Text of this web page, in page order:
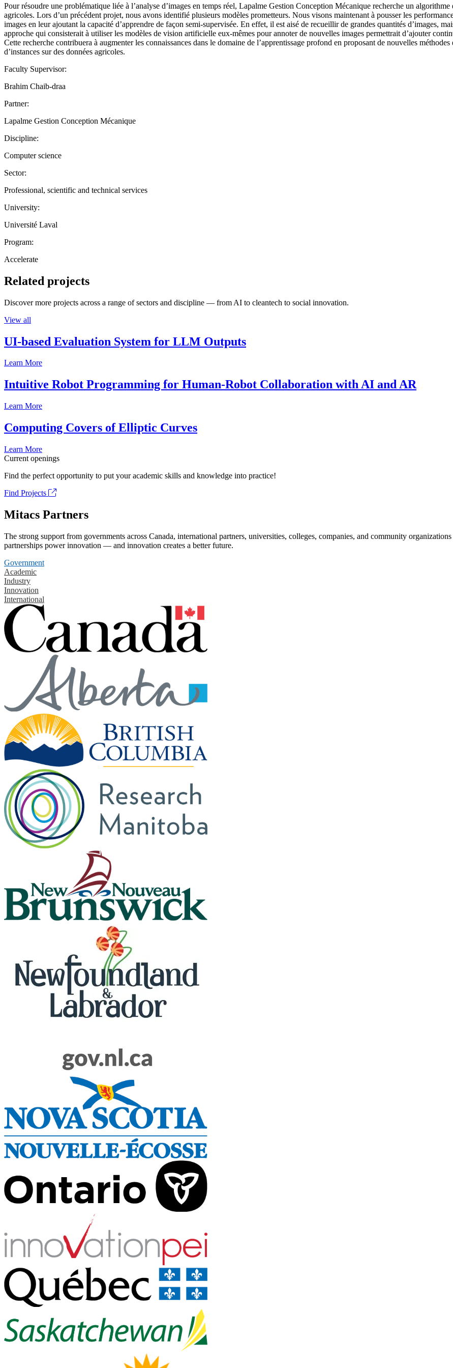
Pour résoudre une problématique liée à l’analyse d’images en temps réel, Lapalme Gestion Conception Mécanique recherche un
agricoles. Lors d’un précédent projet, nous avons identifié plusieurs modèles prometteurs. Nous visons maintenant à pousser les
images en leur ajoutant la capacité d’apprendre de façon semi-supervisée. En effet, il est aisé de recueillir de grandes quantités d’images,
approche qui consisterait à utiliser les modèles de vision artificielle eux-mêmes pour annoter de nouvelles images permettrait d’ajouter
Cette recherche contribuera à augmenter les connaissances dans le domaine de l’apprentissage profond en proposant de nouvelles
d’instances sur des données agricoles.
Faculty Supervisor:
Brahim Chaib-draa
Partner:
Lapalme Gestion Conception Mécanique
Discipline:
Computer science
Sector:
Professional, scientific and technical services
University:
Université Laval
Program:
Accelerate
Related projects
Discover more projects across a range of sectors and discipline — from AI to cleantech to social innovation.
View all
UI-based Evaluation System for LLM Outputs
Learn More
Intuitive Robot Programming for Human-Robot Collaboration with AI and AR
Learn More
Computing Covers of Elliptic Curves
Learn More
Current openings
Find the perfect opportunity to put your academic skills and knowledge into practice!
Find Projects
Mitacs Partners
The strong support from governments across Canada, international partners, universities, colleges, companies, and community
partnerships power innovation — and innovation creates a better future.
Government
Academic
Industry
Innovation
International